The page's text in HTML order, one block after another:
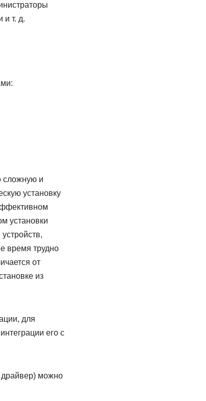
и т. д.
сложную и
установку
установки
время трудно
от
из
для
его с
драйвер) можно